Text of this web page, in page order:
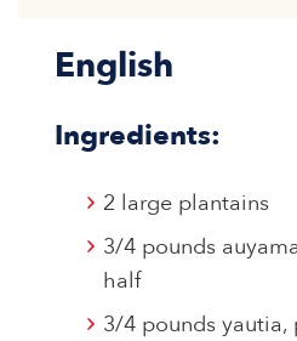
English
Ingredients:
2 large plantains
3/4 pounds
half
3/4 pounds yautia,